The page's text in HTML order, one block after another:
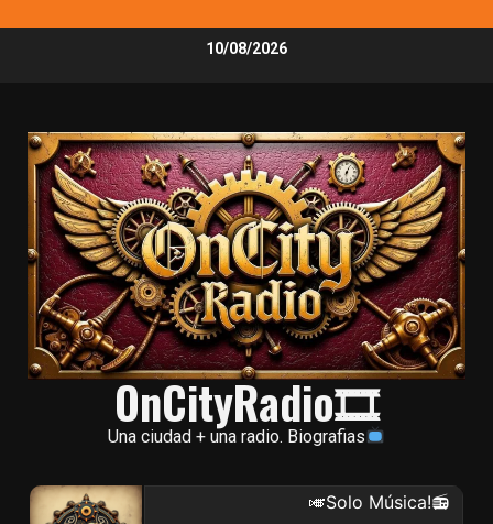
10/08/2026
OnCityRadio🎞
Una ciudad + una radio. Biografias